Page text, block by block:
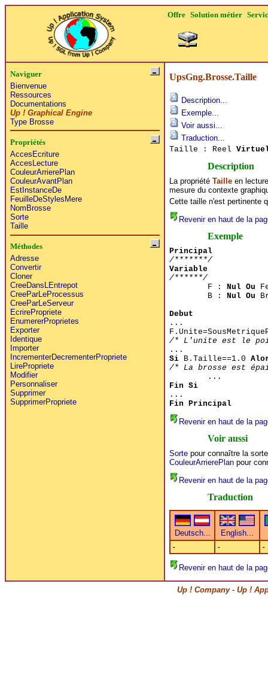
Offre Solution métier
Naviguer
Bienvenue
Ressources
Documentations
Up ! Graphical Engine
Type Brosse
Propriétés
AccesEcriture
AccesLecture
CouleurArrierePlan
CouleurAvantPlan
EstInstanceDe
FeuilleDeStylesMere
NomBrosse
Sorte
Taille
Méthodes
Adresse
Convertir
Cloner
CreeDansLEntrepot
CreeParLeProcessus
CreeParLeServeur
EcrirePropriete
EnumererProprietes
Exporter
Identique
Importer
IncrementerDecrementerPropriete
LirePropriete
Modifier
Personnaliser
Supprimer
SupprimerPropriete
UpsGng.Brosse.Taille
Description...
Exemple...
Voir aussi...
Traduction...
Taille : Reel
Description
La propriété Tailleen
mesure du contexte
Cette taille n'est pertinente
Revenir en haut de la
Exemple
Principal
/*******/
Variable
/******/
F : Nul Ou
B : Nul Ou
Debut
...
/* L'unite est le
...
SiB.Taille==1.0
/* La brosse est
...
Fin Si
...
Fin Principal
Revenir en haut de la
Voir aussi
Sortepour connaître la
CouleurArrierePlanpour
Revenir en haut de la
Traduction
- - -
Revenir en haut de la
Up ! Company- Up !